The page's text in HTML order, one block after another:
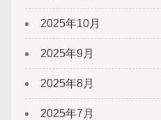
2025年10月
2025年9月
2025年8月
2025年7月